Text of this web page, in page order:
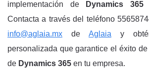
implementación de
Dynamics 365
Contacta a través del teléfono
info@aglaia.mx de Aglaia y
personalizada que garantice el éxito
de Dynamics 365 en tu empresa.